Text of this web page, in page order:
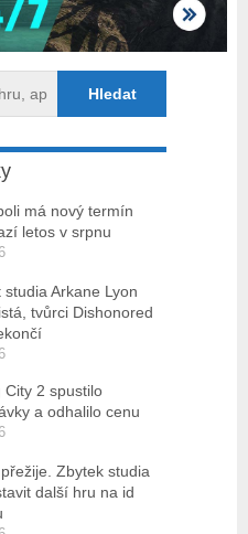
má nový termín
letos v srpnu
studia Arkane Lyon
tvůrci Dishonored
City 2 spustilo
a odhalilo cenu
Zbytek studia
další hru na id